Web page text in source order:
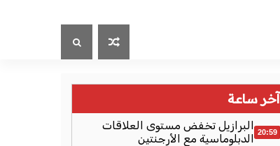
آخر ساعة
20:59 البرازيل تخفض مستوى العلاقات
الدبلوماسية مع الأرجنتين